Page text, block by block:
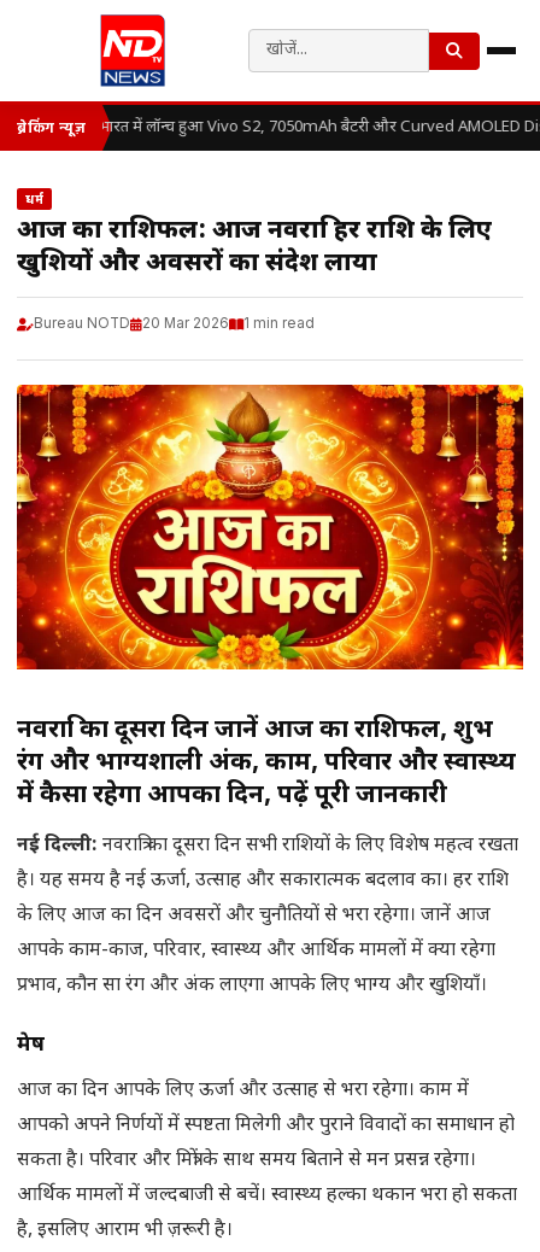
ब्रेकिंग न्यूज़ भारत में लॉन्च हुआ Vivo S2, 7050mAh बैटरी और Curved AMOLED
धर्म
आज का राशिफल: आज नवरात्रि हर राशि के लिए
खुशियों और अवसरों का संदेश लाया
Bureau NOTD 20 Mar 2026 1 min read
नवरात्रि का दूसरा दिन जानें आज का राशिफल, शुभ
रंग और भाग्यशाली अंक, काम, परिवार और स्वास्थ्य
में कैसा रहेगा आपका दिन, पढ़ें पूरी जानकारी
नई दिल्ली: नवरात्रि का दूसरा दिन सभी राशियों के लिए विशेष महत्व रखता
है। यह समय है नई ऊर्जा, उत्साह और सकारात्मक बदलाव का। हर राशि
के लिए आज का दिन अवसरों और चुनौतियों से भरा रहेगा। जानें आज
आपके काम-काज, परिवार, स्वास्थ्य और आर्थिक मामलों में क्या रहेगा
प्रभाव, कौन सा रंग और अंक लाएगा आपके लिए भाग्य और खुशियाँ।
मेष
आज का दिन आपके लिए ऊर्जा और उत्साह से भरा रहेगा। काम में
आपको अपने निर्णयों में स्पष्टता मिलेगी और पुराने विवादों का समाधान हो
सकता है। परिवार और मित्रों के साथ समय बिताने से मन प्रसन्न रहेगा।
आर्थिक मामलों में जल्दबाजी से बचें। स्वास्थ्य हल्का थकान भरा हो सकता
है, इसलिए आराम भी ज़रूरी है।